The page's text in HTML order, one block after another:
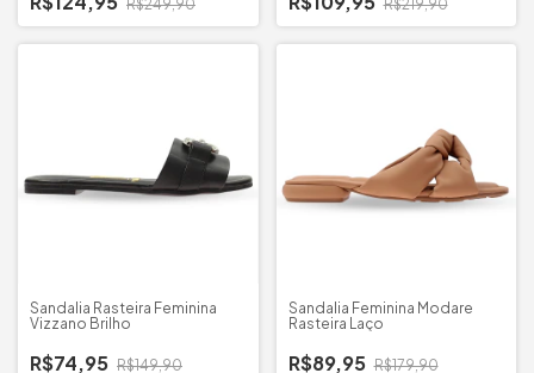
R$249,90 R$219,90
Sandalia Rasteira Feminina
Vizzano Brilho
R$74,95 R$149,90
Sandalia Feminina Modare
Rasteira Laço
R$89,95 R$179,90